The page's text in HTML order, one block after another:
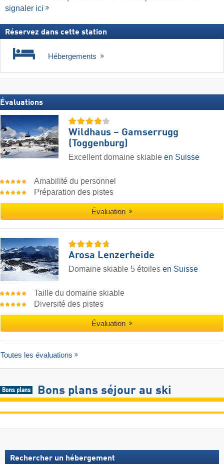
signaler ici
Réservez dans cette station
Hébergements
Évaluations
Wildhaus – Gamserrugg
(Toggenburg)
Excellent domaine skiable en Suisse
Amabilité du personnel
Préparation des pistes
Évaluation
Arosa Lenzerheide
Domaine skiable 5 étoiles en Suisse
Taille du domaine skiable
Diversité des pistes
Évaluation
Toutes les évaluations
Bons plans séjour au ski
Rechercher un hébergement